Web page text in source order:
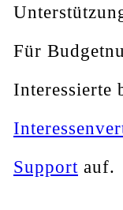
Für
Interessierte
Support auf.